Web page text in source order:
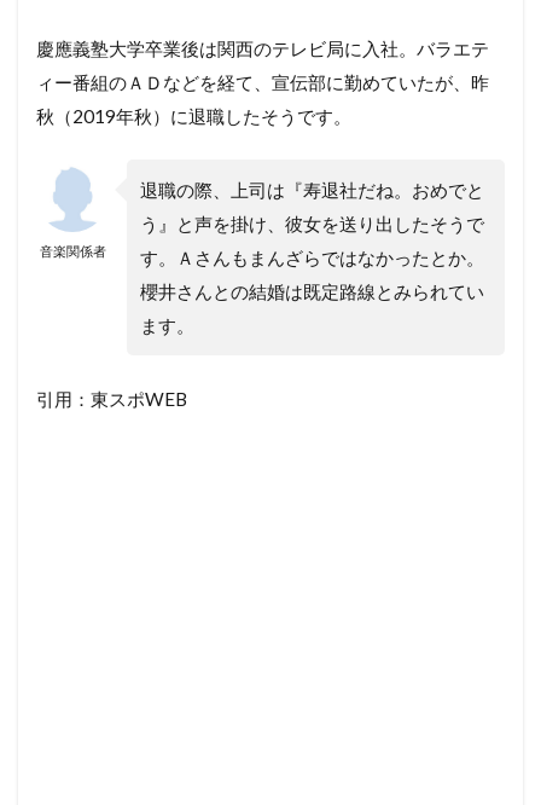
慶應義塾大学卒業後は関西のテレビ局に入社。バラエテ
ィー番組のＡＤなどを経て、宣伝部に勤めていたが、昨
秋（2019年秋）に退職したそうです。
音楽関係者
退職の際、上司は『寿退社だね。おめでと
う』と声を掛け、彼女を送り出したそうで
す。Ａさんもまんざらではなかったとか。
櫻井さんとの結婚は既定路線とみられてい
ます。
引用：東スポWEB